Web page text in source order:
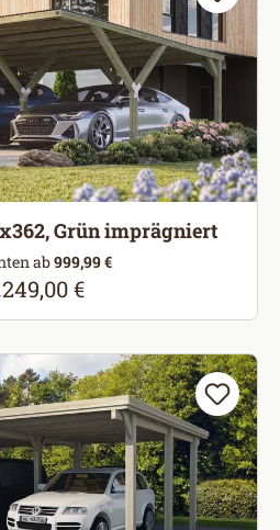
Grün imprägniert
ab999,99 €
Preis:
€